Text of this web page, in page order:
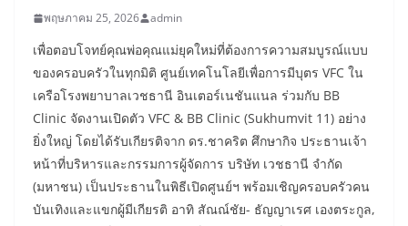
พฤษภาคม 25, 2026 admin
เพื่อตอบโจทย์คุณพ่อคุณแม่ยุคใหม่ที่ต้องการความสมบูรณ์แบบ
ของครอบครัวในทุกมิติ ศูนย์เทคโนโลยีเพื่อการมีบุตร VFC ใน
เครือโรงพยาบาลเวชธานี อินเตอร์เนชันแนล ร่วมกับ BB
Clinic จัดงานเปิดตัว VFC & BB Clinic (Sukhumvit 11) อย่าง
ยิ่งใหญ่ โดยได้รับเกียรติจาก ดร.ชาคริต ศึกษากิจ ประธานเจ้า
หน้าที่บริหารและกรรมการผู้จัดการ บริษัท เวชธานี จำกัด
(มหาชน) เป็นประธานในพิธีเปิดศูนย์ฯ พร้อมเชิญครอบครัวคน
บันเทิงและแขกผู้มีเกียรติ อาทิ สัณณ์ชัย- ธัญญาเรศ เองตระกูล,